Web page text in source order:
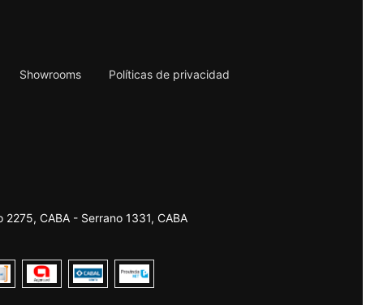
Showrooms Políticas de privacidad
CABA - Serrano 1331, CABA